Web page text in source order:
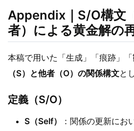
Appendix｜S/O構文
者）による黄金解の
本稿で用いた「生成」「痕跡」「
（S）と他者（O）の関係構文と
定義（S/O）
S（Self）
：関係の更新にお